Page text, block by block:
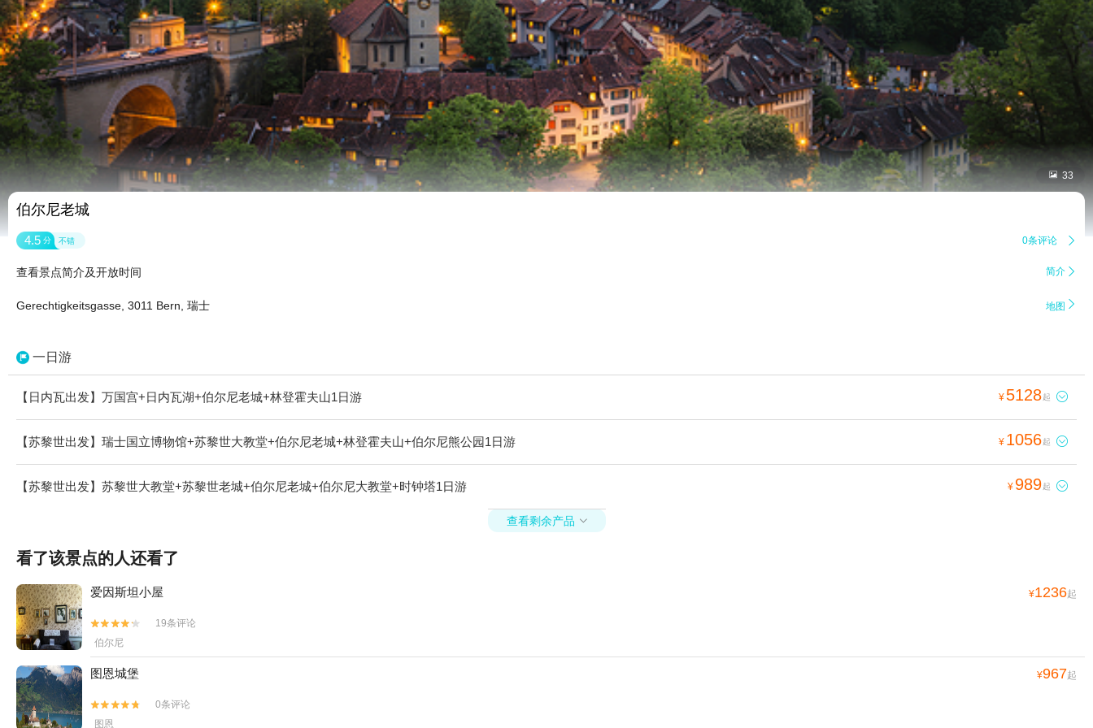
 33
伯尔尼老城
4.5 分 不错 0条评论 
查看景点简介及开放时间 简介 
Gerechtigkeitsgasse, 3011 Bern, 瑞士 地图 
一日游
【日内瓦出发】万国宫+日内瓦湖+伯尔尼老城+林登霍夫山1日游 ¥ 5128起 
【苏黎世出发】瑞士国立博物馆+苏黎世大教堂+伯尔尼老城+林登霍夫山+伯尔尼熊公园1日游 ¥ 1056起 
【苏黎世出发】苏黎世大教堂+苏黎世老城+伯尔尼老城+伯尔尼大教堂+时钟塔1日游 ¥ 989起 
查看剩余产品 
看了该景点的人还看了
爱因斯坦小屋 ¥1236起


19条评论
伯尔尼
图恩城堡 ¥967起


0条评论
图恩